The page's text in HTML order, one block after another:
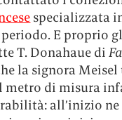
specializzata
E proprio
T. Donahaue di
la signora
metro di misura
all’inizio ne